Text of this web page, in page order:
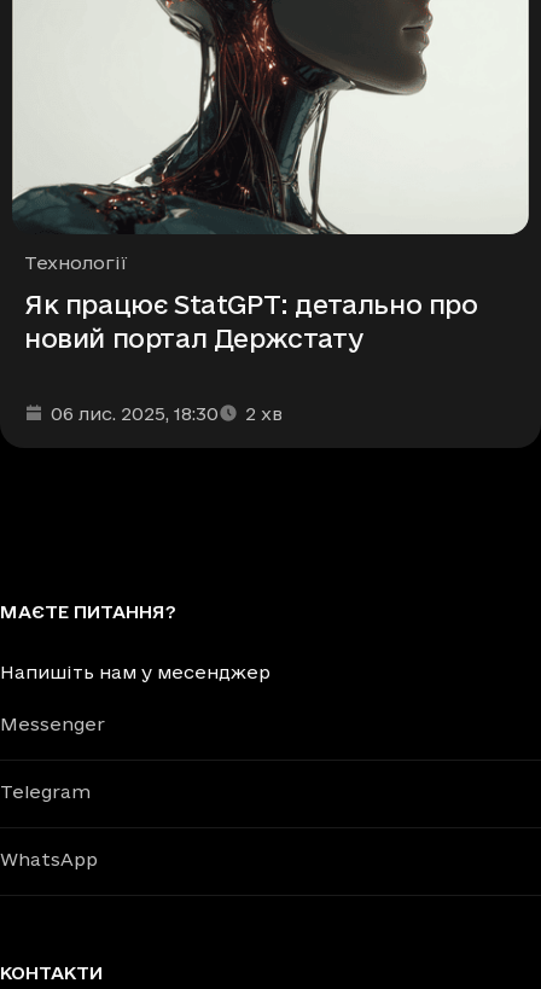
Рубрики
Технології
Як працює StatGPT: детально про
новий портал Держстату
Дата та час публікації
06 лис. 2025, 18:30
Час читання: 2 хв
МАЄТЕ ПИТАННЯ?
Напишіть нам у месенджер
Messenger
Telegram
WhatsApp
КОНТАКТИ